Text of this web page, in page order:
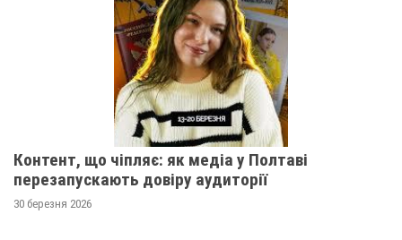
Контент, що чіпляє: як медіа у Полтаві
перезапускають довіру аудиторії
30 березня 2026